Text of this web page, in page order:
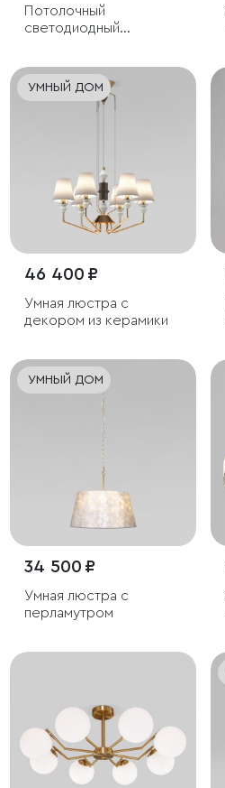
Потолочный
светодиодный
УМНЫЙ ДОМ
46 400 ₽
Умная люстра с
декором из керамики
УМНЫЙ ДОМ
34 500 ₽
Умная люстра с
перламутром